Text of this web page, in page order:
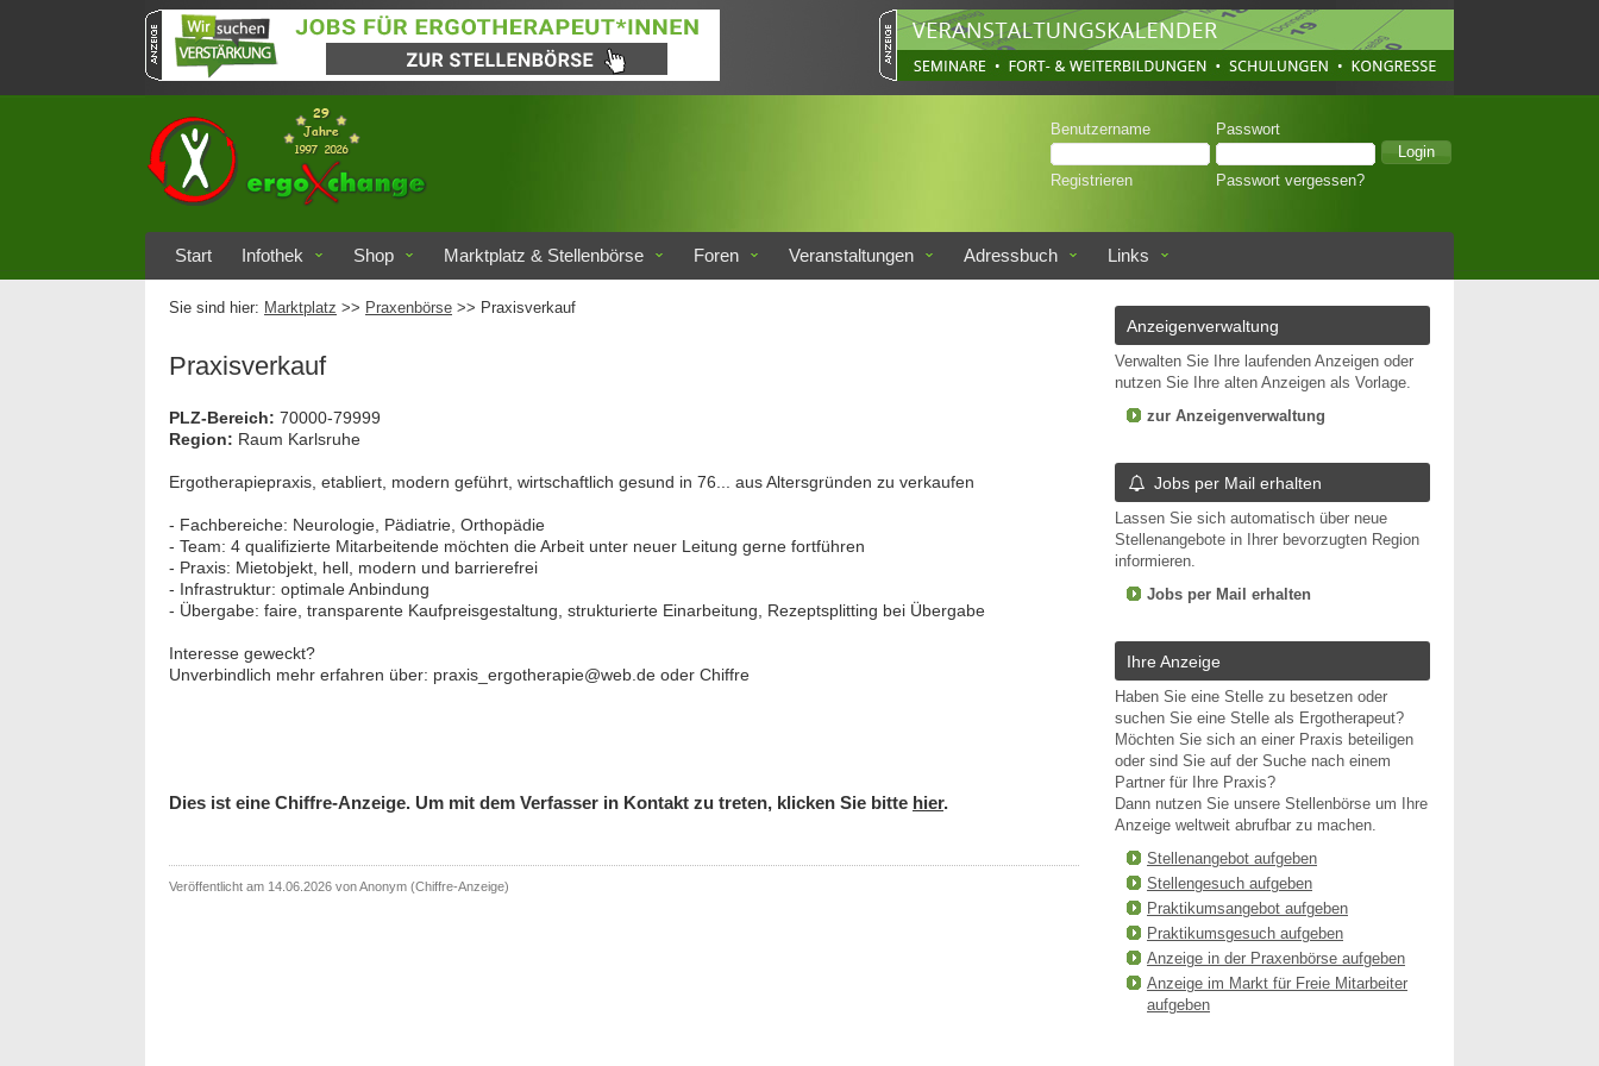
Benutzername Passwort
Registrieren Passwort vergessen?
Start Infothek Shop Marktplatz & Stellenbörse Foren Veranstaltungen Adressbuch Links
Sie sind hier: Marktplatz >> Praxenbörse >> Praxisverkauf
Praxisverkauf
PLZ-Bereich: 70000-79999
Region: Raum Karlsruhe
Ergotherapiepraxis, etabliert, modern geführt, wirtschaftlich gesund in 76... aus Altersgründen zu verkaufen
- Fachbereiche: Neurologie, Pädiatrie, Orthopädie
- Team: 4 qualifizierte Mitarbeitende möchten die Arbeit unter neuer Leitung gerne fortführen
- Praxis: Mietobjekt, hell, modern und barrierefrei
- Infrastruktur: optimale Anbindung
- Übergabe: faire, transparente Kaufpreisgestaltung, strukturierte Einarbeitung, Rezeptsplitting bei Übergabe
Interesse geweckt?
Unverbindlich mehr erfahren über: praxis_ergotherapie@web.de oder Chiffre
Dies ist eine Chiffre-Anzeige. Um mit dem Verfasser in Kontakt zu treten, klicken Sie bitte hier.
Veröffentlicht am 14.06.2026 von Anonym (Chiffre-Anzeige)
Anzeigenverwaltung
Verwalten Sie Ihre laufenden Anzeigen oder
nutzen Sie Ihre alten Anzeigen als Vorlage.
zur Anzeigenverwaltung
Jobs per Mail erhalten
Lassen Sie sich automatisch über neue
Stellenangebote in Ihrer bevorzugten Region
informieren.
Jobs per Mail erhalten
Ihre Anzeige
Haben Sie eine Stelle zu besetzen oder
suchen Sie eine Stelle als Ergotherapeut?
Möchten Sie sich an einer Praxis beteiligen
oder sind Sie auf der Suche nach einem
Partner für Ihre Praxis?
Dann nutzen Sie unsere Stellenbörse um Ihre
Anzeige weltweit abrufbar zu machen.
Stellenangebot aufgeben
Stellengesuch aufgeben
Praktikumsangebot aufgeben
Praktikumsgesuch aufgeben
Anzeige in der Praxenbörse aufgeben
Anzeige im Markt für Freie Mitarbeiter
aufgeben